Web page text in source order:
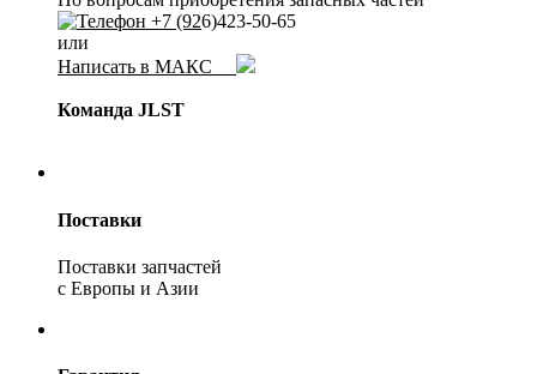
+7 (926)423-50-65
или
Написать в МАКС
Команда JLST
Поставки
Поставки запчастей
с Европы и Азии